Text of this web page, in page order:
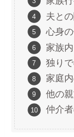
夫と
心身
家族
独り
家庭
他の
仲介